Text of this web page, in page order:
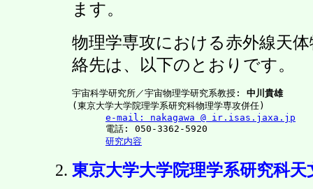
ます。
物理学専攻における赤外線天
絡先は、以下のとおりです。
宇宙科学研究所／宇宙物理学研究系教授: 中川貴雄
(東京大学大学院理学系研究科物理学専攻併任)
e-mail: nakagawa @ ir.isas.jaxa.jp
      電話: 050-3362-5920
研究内容
東京大学大学院理学系研究科